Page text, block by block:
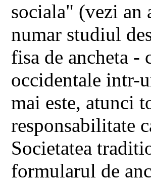
sociala" (vezi an
numar studiul
fisa de ancheta
occidentale intr-
mai este, atunci
responsabilitate
Societatea
formularul de